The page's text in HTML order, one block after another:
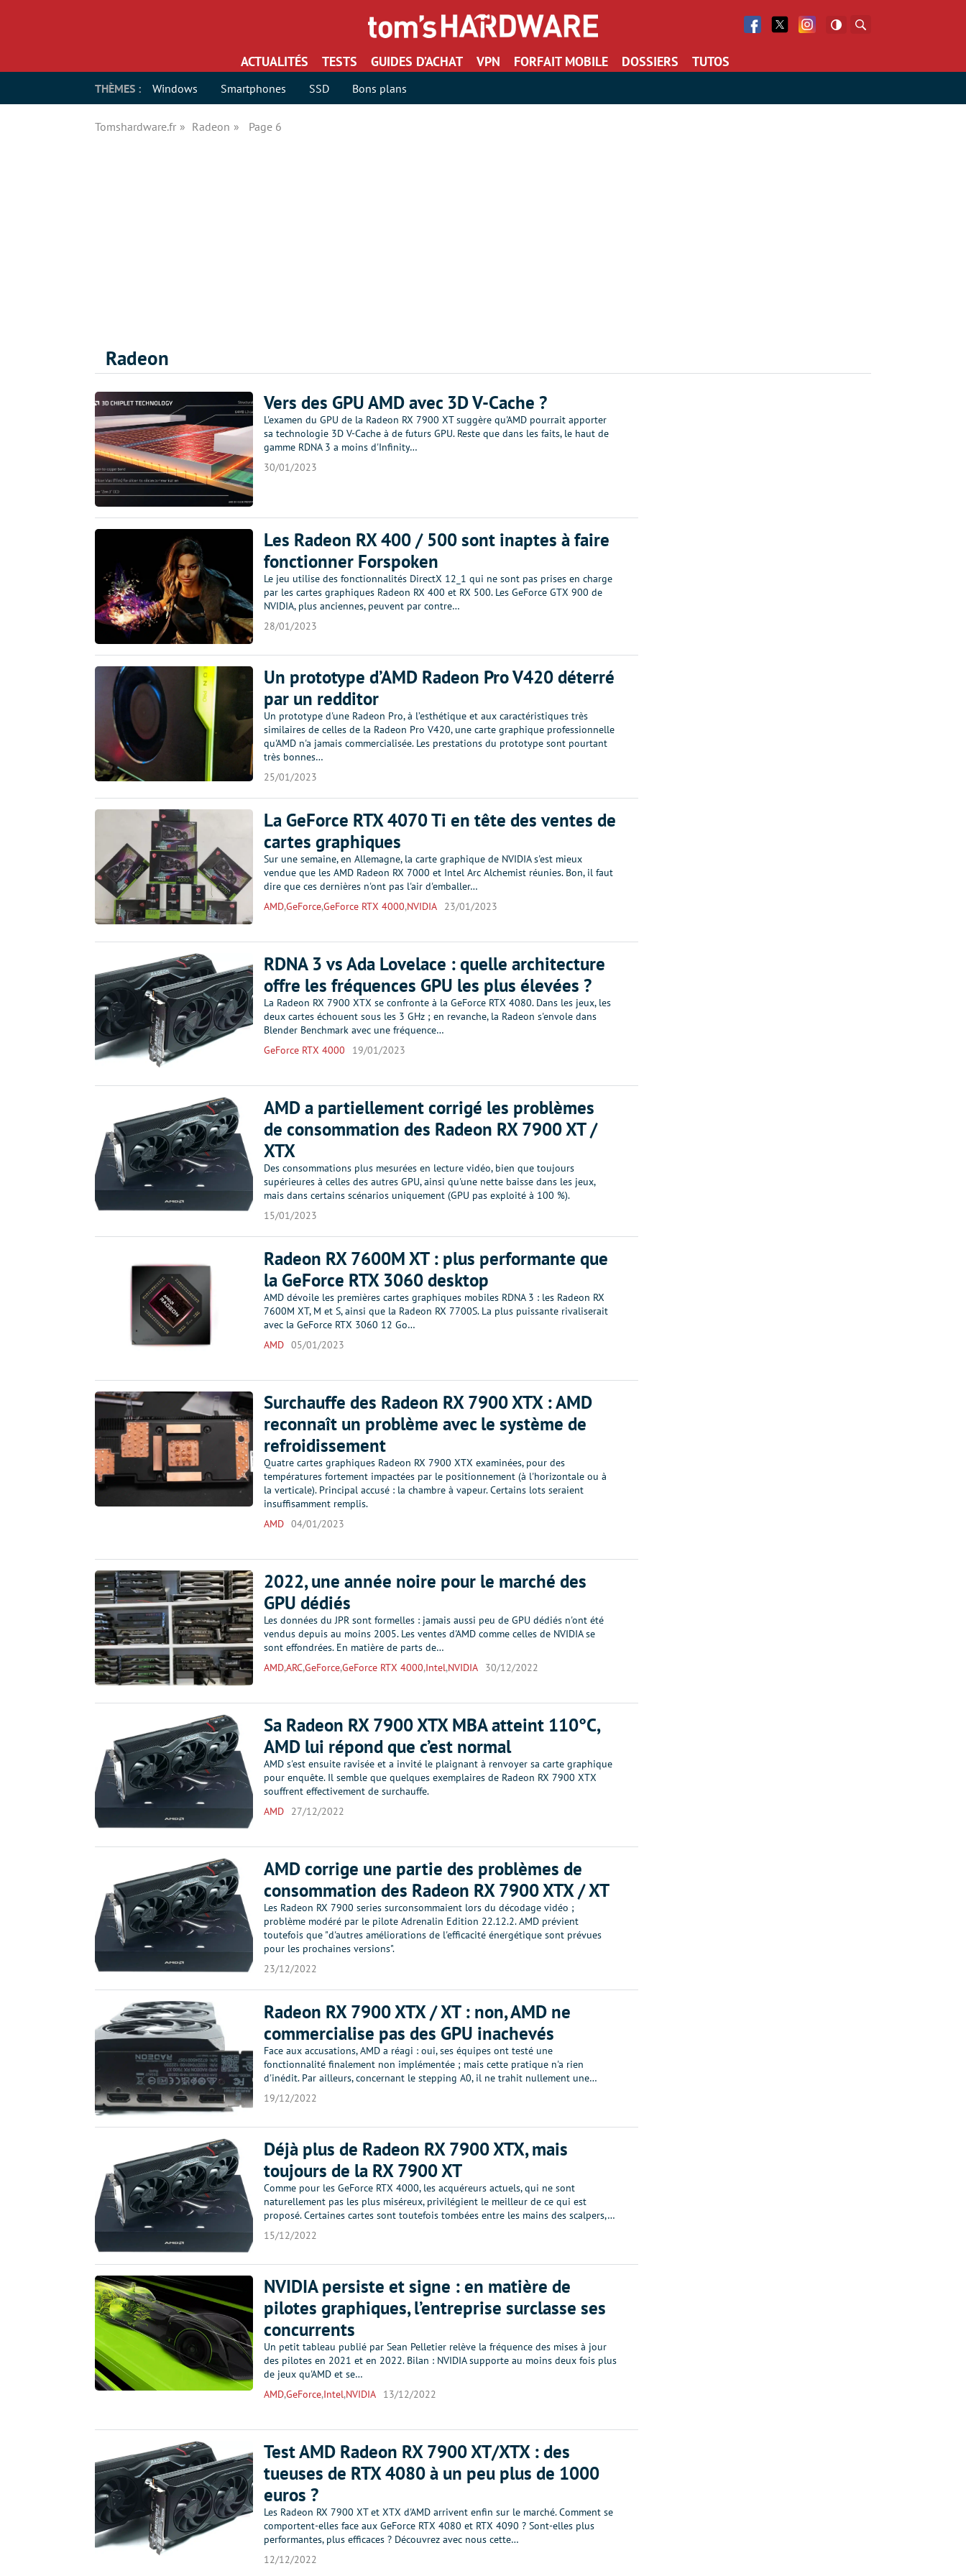
Facebook
Twitter Facebook
ACTUALITÉS TESTS GUIDES D’ACHAT VPN FORFAIT MOBILE DOSSIERS TUTOS
THÈMES : Windows Smartphones SSD Bons plans
Tomshardware.fr Radeon Page 6
Radeon
Vers des GPU AMD avec 3D V-Cache ?
L'examen du GPU de la Radeon RX 7900 XT suggère qu'AMD pourrait apporter
sa technologie 3D V-Cache à de futurs GPU. Reste que dans les faits, le haut de
gamme RDNA 3 a moins d'Infinity…
30/01/2023
Les Radeon RX 400 / 500 sont inaptes à faire
fonctionner Forspoken
Le jeu utilise des fonctionnalités DirectX 12_1 qui ne sont pas prises en charge
par les cartes graphiques Radeon RX 400 et RX 500. Les GeForce GTX 900 de
NVIDIA, plus anciennes, peuvent par contre…
28/01/2023
Un prototype d’AMD Radeon Pro V420 déterré
par un redditor
Un prototype d'une Radeon Pro, à l’esthétique et aux caractéristiques très
similaires de celles de la Radeon Pro V420, une carte graphique professionnelle
qu'AMD n'a jamais commercialisée. Les prestations du prototype sont pourtant
très bonnes…
25/01/2023
La GeForce RTX 4070 Ti en tête des ventes de
cartes graphiques
Sur une semaine, en Allemagne, la carte graphique de NVIDIA s'est mieux
vendue que les AMD Radeon RX 7000 et Intel Arc Alchemist réunies. Bon, il faut
dire que ces dernières n'ont pas l'air d'emballer…
AMD,GeForce,GeForce RTX 4000,NVIDIA 23/01/2023
RDNA 3 vs Ada Lovelace : quelle architecture
offre les fréquences GPU les plus élevées ?
La Radeon RX 7900 XTX se confronte à la GeForce RTX 4080. Dans les jeux, les
deux cartes échouent sous les 3 GHz ; en revanche, la Radeon s'envole dans
Blender Benchmark avec une fréquence…
GeForce RTX 4000
19/01/2023
AMD a partiellement corrigé les problèmes
de consommation des Radeon RX 7900 XT /
XTX
Des consommations plus mesurées en lecture vidéo, bien que toujours
supérieures à celles des autres GPU, ainsi qu'une nette baisse dans les jeux,
mais dans certains scénarios uniquement (GPU pas exploité à 100 %).
15/01/2023
Radeon RX 7600M XT : plus performante que
la GeForce RTX 3060 desktop
AMD dévoile les premières cartes graphiques mobiles RDNA 3 : les Radeon RX
7600M XT, M et S, ainsi que la Radeon RX 7700S. La plus puissante rivaliserait
avec la GeForce RTX 3060 12 Go…
AMD 05/01/2023
Surchauffe des Radeon RX 7900 XTX : AMD
reconnaît un problème avec le système de
refroidissement
Quatre cartes graphiques Radeon RX 7900 XTX examinées, pour des
températures fortement impactées par le positionnement (à l'horizontale ou à
la verticale). Principal accusé : la chambre à vapeur. Certains lots seraient
insuffisamment remplis.
AMD 04/01/2023
2022, une année noire pour le marché des
GPU dédiés
Les données du JPR sont formelles : jamais aussi peu de GPU dédiés n'ont été
vendus depuis au moins 2005. Les ventes d'AMD comme celles de NVIDIA se
sont effondrées. En matière de parts de…
AMD,ARC,GeForce,GeForce RTX 4000,Intel,NVIDIA 30/12/2022
Sa Radeon RX 7900 XTX MBA atteint 110°C,
AMD lui répond que c’est normal
AMD s'est ensuite ravisée et a invité le plaignant à renvoyer sa carte graphique
pour enquête. Il semble que quelques exemplaires de Radeon RX 7900 XTX
souffrent effectivement de surchauffe.
AMD
27/12/2022
AMD corrige une partie des problèmes de
consommation des Radeon RX 7900 XTX / XT
Les Radeon RX 7900 series surconsommaient lors du décodage vidéo ;
problème modéré par le pilote Adrenalin Edition 22.12.2. AMD prévient
toutefois que "d'autres améliorations de l'efficacité énergétique sont prévues
pour les prochaines versions".
23/12/2022
Radeon RX 7900 XTX / XT : non, AMD ne
commercialise pas des GPU inachevés
Face aux accusations, AMD a réagi : oui, ses équipes ont testé une
fonctionnalité finalement non implémentée ; mais cette pratique n'a rien
d'inédit. Par ailleurs, concernant le stepping A0, il ne trahit nullement une…
19/12/2022
Déjà plus de Radeon RX 7900 XTX, mais
toujours de la RX 7900 XT
Comme pour les GeForce RTX 4000, les acquéreurs actuels, qui ne sont
naturellement pas les plus miséreux, privilégient le meilleur de ce qui est
proposé. Certaines cartes sont toutefois tombées entre les mains des scalpers,…
15/12/2022
NVIDIA persiste et signe : en matière de
pilotes graphiques, l’entreprise surclasse ses
concurrents
Un petit tableau publié par Sean Pelletier relève la fréquence des mises à jour
des pilotes en 2021 et en 2022. Bilan : NVIDIA supporte au moins deux fois plus
de jeux qu'AMD et se…
AMD,GeForce,Intel,NVIDIA 13/12/2022
Test AMD Radeon RX 7900 XT/XTX : des
tueuses de RTX 4080 à un peu plus de 1000
euros ?
Les Radeon RX 7900 XT et XTX d'AMD arrivent enfin sur le marché. Comment se
comportent-elles face aux GeForce RTX 4080 et RTX 4090 ? Sont-elles plus
performantes, plus efficaces ? Découvrez avec nous cette…
12/12/2022